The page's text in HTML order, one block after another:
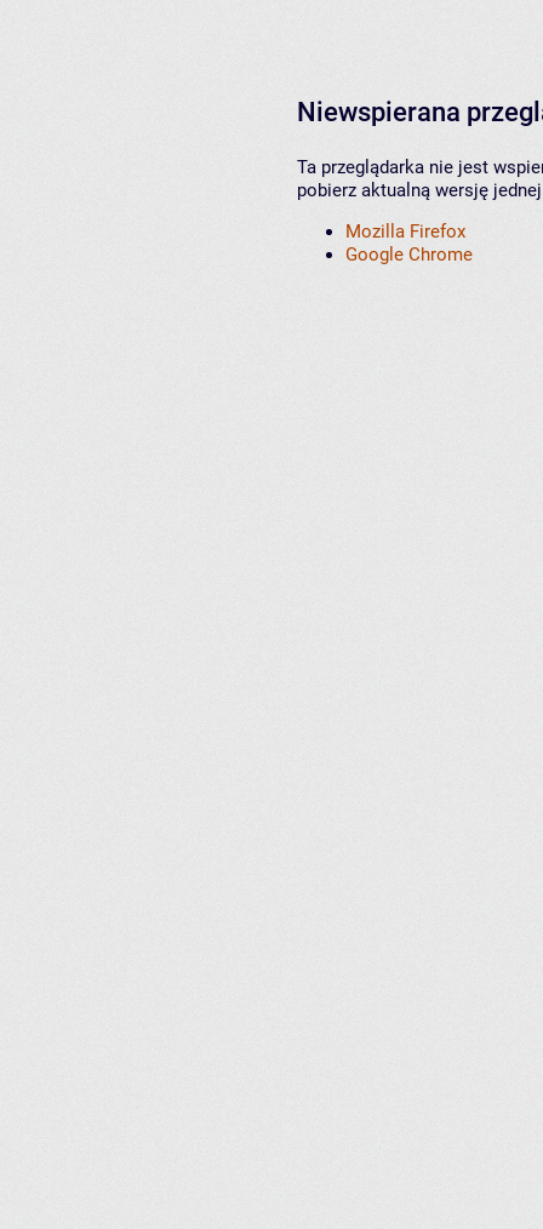
Niewspierana
Ta przeglądarka nie jest
pobierz aktualną wersję
Mozilla Firefox
Google Chrome